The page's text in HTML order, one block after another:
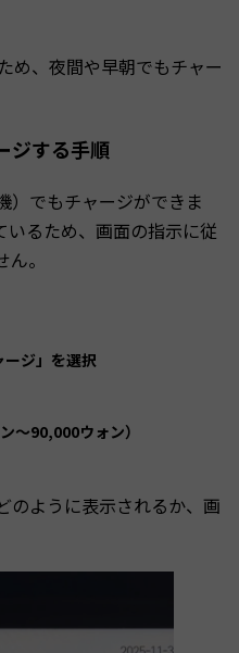
め、夜間や早朝でもチャー
ジする手順
）でもチャージができま
いるため、画面の指示に従
。
ジ」を選択
〜90,000ウォン）
のように表示されるか、画